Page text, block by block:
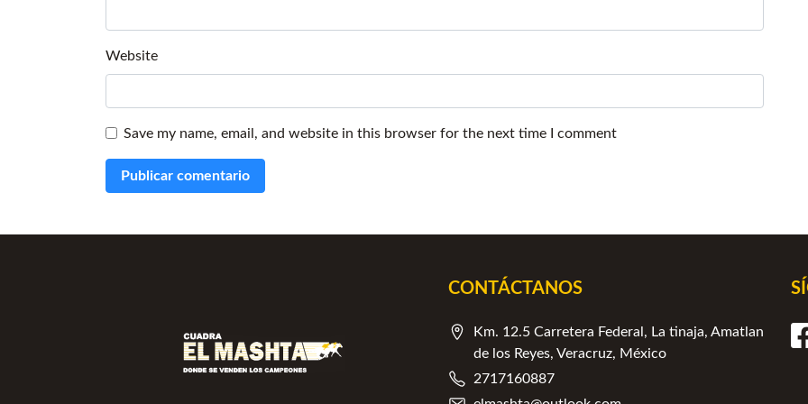
Website
Save my name, email, and website in this browser for the next time I comment
CONTÁCTANOS
Km. 12.5 Carretera Federal, La tinaja, Amatlan
de los Reyes, Veracruz, México
2717160887